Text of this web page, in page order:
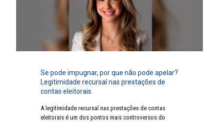
Se pode impugnar, por que não pode apelar?
Legitimidade recursal nas prestações de
contas eleitorais
A legitimidade recursal nas prestações de contas
eleitorais é um dos pontos mais controversos do